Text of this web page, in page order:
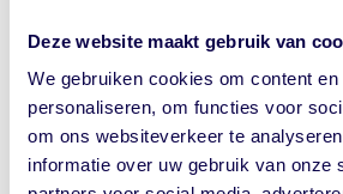
Deze website maakt gebruik van
We gebruiken cookies om content
personaliseren, om functies voor
om ons websiteverkeer te
informatie over uw gebruik van onze